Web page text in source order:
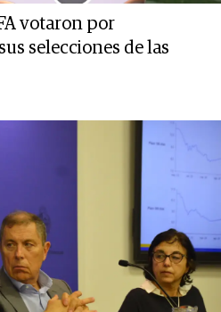
votaron por
selecciones de las